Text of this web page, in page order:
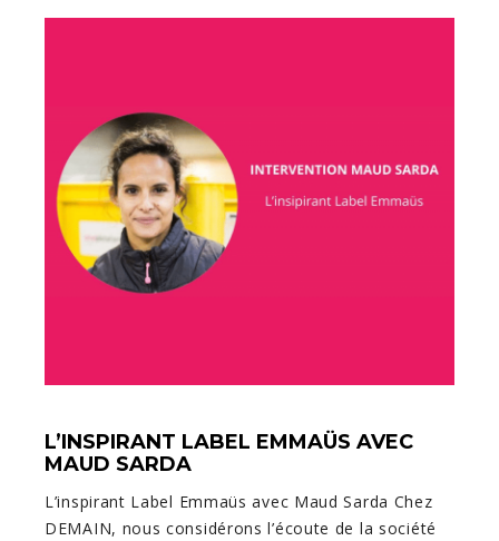
L’INSPIRANT LABEL EMMAÜS AVEC
MAUD SARDA
L’inspirant Label Emmaüs avec Maud Sarda Chez
DEMAIN, nous considérons l’écoute de la société